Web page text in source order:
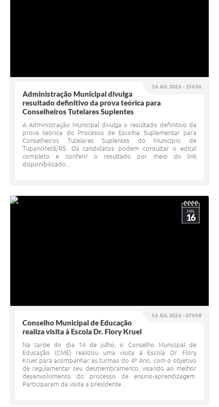
16 JUL 2026 - 15h36
Administração Municipal divulga
resultado definitivo da prova teórica para
Conselheiros Tutelares Suplentes
A Administração Municipal divulga o resultado definitivo da
prova teórica do Processo de Escolha Suplementar para
Conselheiros Tutelares Suplentes do Município de
Tupanciretã/RS. Os candidatos podem consultar o edital
completo e conferir o resultado por meio do link
disponibilizado...
16 JUL 2026 - 07h58
JUL
16
Conselho Municipal de Educação
realiza visita à Escola Dr. Flory Kruel
Na tarde do dia 14 de julho, o Conselho Municipal de
Educação (CME) realizou uma visita à Escola Dr. Flory
Kruel para acompanhar as turmas do 4º Ano, com o objetivo
de regulamentar seu desmembramento, visando ao melhor
desenvolvimento do processo de ensino-aprendizagem.
Participaram da visita a presidente...